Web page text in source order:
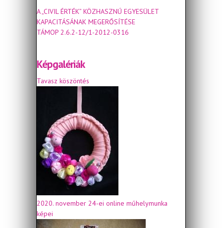
A „CIVIL ÉRTÉK” KÖZHASZNÚ EGYESÜLET
KAPACITÁSÁNAK MEGERŐSÍTÉSE
TÁMOP 2.6.2-12/1-2012-0316
Képgalériák
Tavasz köszöntés
2020. november 24-ei online műhelymunka
képei